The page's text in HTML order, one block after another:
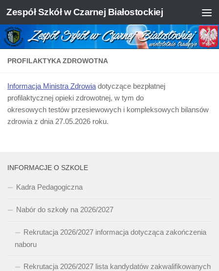
Skip to content
Zespół Szkół w Czarnej Białostockiej
PROFILAKTYKA ZDROWOTNA
Informacja Ministra Zdrowia dotyczące bezpłatnej
profilaktycznej opieki zdrowotnej, w tym do
okresowych testów przesiewowych i kompleksowych bilansów
zdrowia z dnia 27.05.2026 roku.
INFORMACJE O SZKOLE
Kadra Pedagogiczna
Nabór do szkoły na 2026/2027
Rekrutacja 2026/2027 informacja dotycząca zakończenia
naboru
Rekrutacja 2026/2027 lista kandydatów zakwalifikowanych